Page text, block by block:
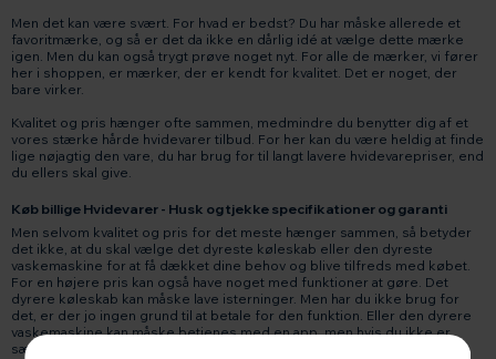
Men det kan være svært. For hvad er bedst? Du har måske allerede et
favoritmærke, og så er det da ikke en dårlig idé at vælge dette mærke
igen. Men du kan også trygt prøve noget nyt. For alle de mærker, vi fører
her i shoppen, er mærker, der er kendt for kvalitet. Det er noget, der
bare virker.
Kvalitet og pris hænger ofte sammen, medmindre du benytter dig af et
vores stærke hårde hvidevarer tilbud. For her kan du være heldig at finde
lige nøjagtig den vare, du har brug for til langt lavere hvidevarepriser, end
du ellers skal give.
Køb billige Hvidevarer - Husk og tjekke specifikationer og garanti
Men selvom kvalitet og pris for det meste hænger sammen, så betyder
det ikke, at du skal vælge det dyreste køleskab eller den dyreste
vaskemaskine for at få dækket dine behov og blive tilfreds med købet.
For en højere pris kan også have noget med funktioner at gøre. Det
dyrere køleskab kan måske lave isterninger. Men har du ikke brug for
det, er der jo ingen grund til at betale for den funktion. Eller den dyrere
vaskemaskine kan måske betjenes med en app, men hvis du ikke er
særlig teknologisk og hellere vil betjene din vaskemaskine manuelt, så